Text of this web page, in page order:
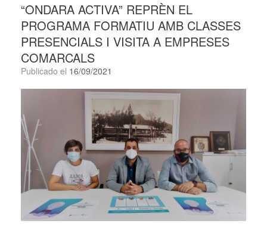
“ONDARA ACTIVA” REPRÈN EL
PROGRAMA FORMATIU AMB CLASSES
PRESENCIALS I VISITA A EMPRESES
COMARCALS
Publicado el 16/09/2021